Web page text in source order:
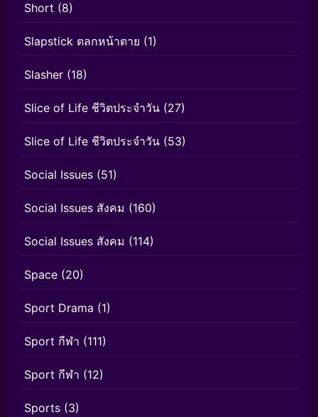
Short (8)
Slapstick ตลกหน้าตาย (1)
Slasher (18)
Slice of Life ชีวิตประจำวัน (27)
Slice of Life ชีวิตประจำวัน (53)
Social Issues (51)
Social Issues สังคม (160)
Social Issues สังคม (114)
Space (20)
Sport Drama (1)
Sport กีฬา (111)
Sport กีฬา (12)
Sports (3)